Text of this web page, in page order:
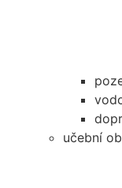
učební